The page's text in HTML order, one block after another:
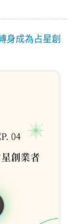
身成為占星創